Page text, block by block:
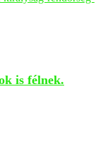
is félnek.